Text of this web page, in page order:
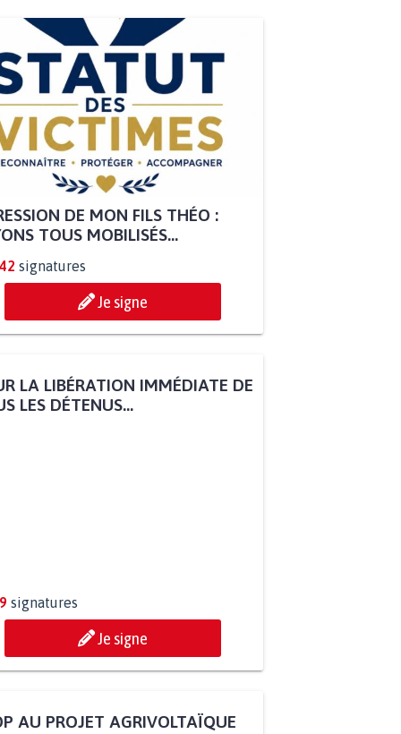
DE MON FILS THÉO :
TOUS MOBILISÉS...
signatures
Je signe
LA LIBÉRATION IMMÉDIATE DE
LES DÉTENUS...
signatures
Je signe
AU PROJET AGRIVOLTAÏQUE